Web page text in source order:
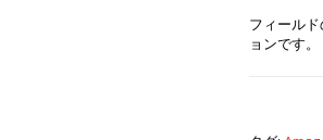
フィール
ョンです。